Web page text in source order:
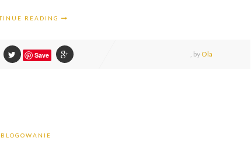
READING
Save , by Ola
BLOGOWANIE